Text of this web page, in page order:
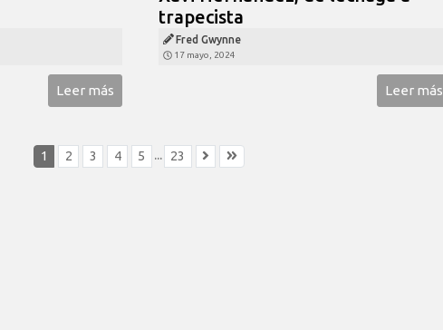
Leer más
trapecista
Fred Gwynne
17 mayo, 2024
Leer más
1 2 3 4 5 ... 23